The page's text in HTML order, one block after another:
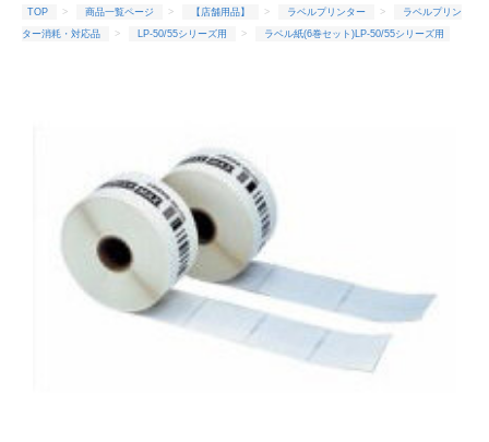
TOP 商品一覧ページ 【店舗用品】 ラベルプリンター
ラベルプリン
ター消耗・対応品
LP-50/55シリーズ用
ラベル紙(6巻セット)LP-50/55シリーズ用